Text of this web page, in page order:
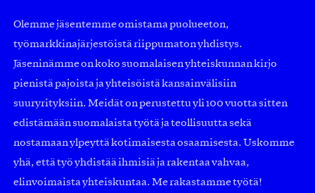
Olemme jäsentemme omistama puolueeton,
työmarkkinajärjestöistä riippumaton yhdistys.
Jäseninämme on koko suomalaisen yhteiskunnan kirjo
pienistä pajoista ja yhteisöistä kansainvälisiin
suuryrityksiin. Meidät on perustettu yli 100 vuotta sitten
edistämään suomalaista työtä ja teollisuutta sekä
nostamaan ylpeyttä kotimaisesta osaamisesta. Uskomme
yhä, että työ yhdistää ihmisiä ja rakentaa vahvaa,
elinvoimaista yhteiskuntaa. Me rakastamme työtä!